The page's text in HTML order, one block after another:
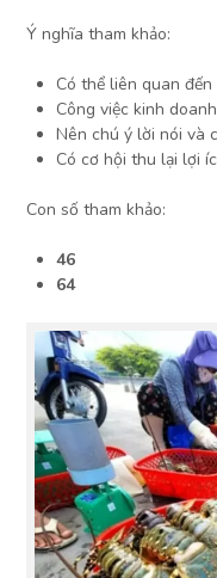
Ý nghĩa tham khảo:
Có thể liên quan
Công việc kinh
Nên chú ý lời nói và
Có cơ hội thu lại lợi
Con số tham khảo:
46
64